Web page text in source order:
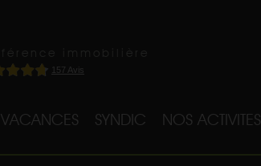
VACANCES SYNDIC NOS ACTIVITES